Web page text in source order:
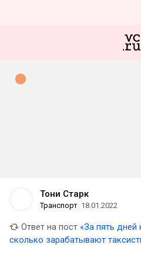
Тони Старк
Транспорт 18.01.2022
Ответ на пост «За пять дней
сколько зарабатывают